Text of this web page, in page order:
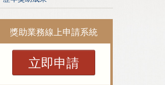
獎助業務線上申請系統
立即申請